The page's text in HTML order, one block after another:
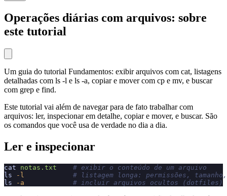
Operações diárias com arquivos: sobre
este tutorial
Um guia do tutorial Fundamentos: exibir arquivos com cat, listagens
detalhadas com ls -l e ls -a, copiar e mover com cp e mv, e buscar
com grep e find.
Este tutorial vai além de navegar para de fato trabalhar com
arquivos: ler, inspecionar em detalhe, copiar e mover, e buscar. São
os comandos que você usa de verdade no dia a dia.
Ler e inspecionar
cat notas.txt
    # exibir o conteúdo de um arquivo
ls -l
# listagem longa: permissões,
ls -a
            # incluir arquivos ocultos (dotfiles)